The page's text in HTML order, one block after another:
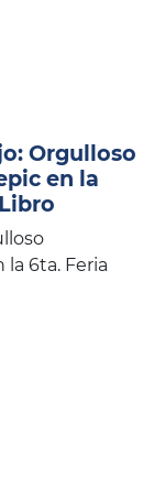
Orgulloso
en la
6ta. Feria